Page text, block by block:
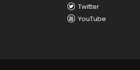
Twitter
YouTube